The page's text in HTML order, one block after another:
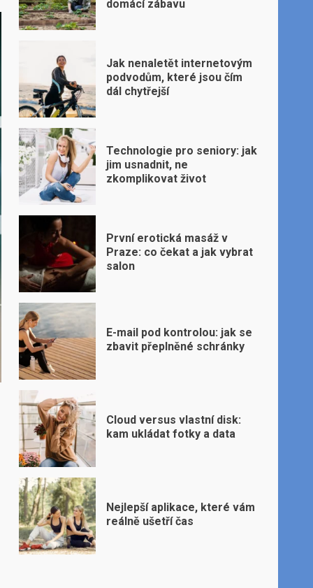
domácí zábavu
Jak nenaletět internetovým
podvodům, které jsou čím
dál chytřejší
Technologie pro seniory: jak
jim usnadnit, ne
zkomplikovat život
První erotická masáž v
Praze: co čekat a jak vybrat
salon
E-mail pod kontrolou: jak se
zbavit přeplněné schránky
Cloud versus vlastní disk:
kam ukládat fotky a data
Nejlepší aplikace, které vám
reálně ušetří čas